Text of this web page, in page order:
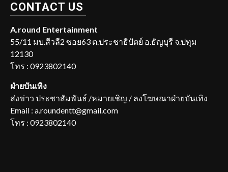
CONTACT US
A.round Entertainment
55/11 มบ.สีวลี2 ซอย63 ต.ประชาธิปัตย์ อ.ธัญบุรี จ.ปทุม
12130
โทร : 0923802140
ฝ่ายบันเทิง
ส่งข่าว ประชาสัมพันธ์ /หมายเชิญ / ลงโฆษณาฝ่ายบันเทิง
Email : a.roundentt@gmail.com
โทร : 0923802140